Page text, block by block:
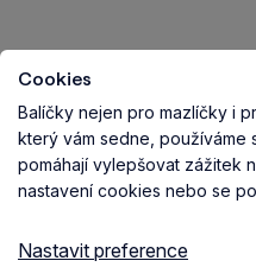
Cookies
Balíčky nejen pro mazlíčky i
který vám sedne, používáme
pomáhají vylepšovat zážitek
nastavení cookies nebo se
Nastavit preference